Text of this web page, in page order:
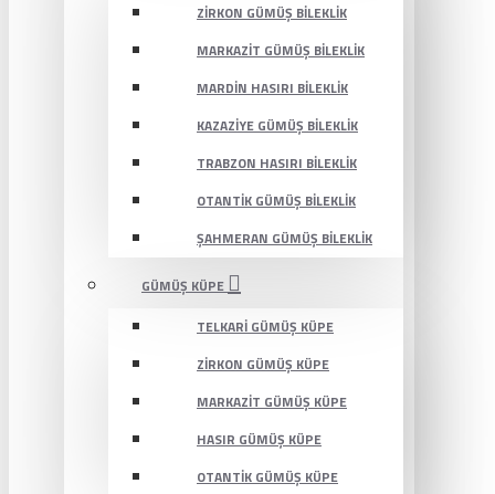
ZIRKON GÜMÜŞ BILEKLIK
MARKAZIT GÜMÜŞ BILEKLIK
MARDIN HASIRI BILEKLIK
KAZAZIYE GÜMÜŞ BILEKLIK
TRABZON HASIRI BILEKLIK
OTANTIK GÜMÜŞ BILEKLIK
ŞAHMERAN GÜMÜŞ BILEKLIK
GÜMÜŞ KÜPE
TELKARI GÜMÜŞ KÜPE
ZIRKON GÜMÜŞ KÜPE
MARKAZIT GÜMÜŞ KÜPE
HASIR GÜMÜŞ KÜPE
OTANTIK GÜMÜŞ KÜPE